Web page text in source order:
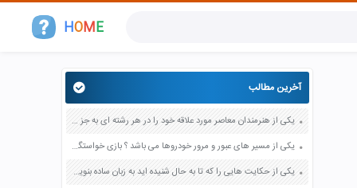
HOME
آخرین مطالب
یکی از هنرمندان معاصر مورد علاقه خود را در هر رشته ای به جز عکاسی صفحه 69 فرهنگ و هنر نهم
یکی از مسیر های عبور و مرور خودروها می باشد ؟ بازی خواستگاری جواب پاسخ
یکی از حکایت هایی را که تا به حال شنیده اید به زبان ساده بنویسید صفحه 97 نگارش ششم دبستان